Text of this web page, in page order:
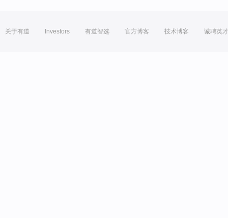
关于有道 Investors 有道智选 官方博客 技术博客 诚聘英才